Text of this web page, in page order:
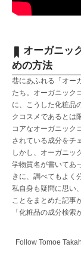
オーガニッ
めの方法
巷にあふれる「オー
たち。オーガニック
に、こうした化粧品
クコスメであるとは
コアなオーガニック
されている成分をチ
しかし、オーガニッ
学物質名が書いてあ
きに、調べてもよく
私自身も疑問に思い
ことをまとめた記事
「化粧品の成分検索
Follow Tomoe